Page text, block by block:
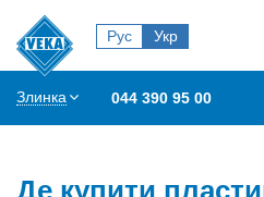
Рус Укр
Злинка 044 390 95 00
Де купити